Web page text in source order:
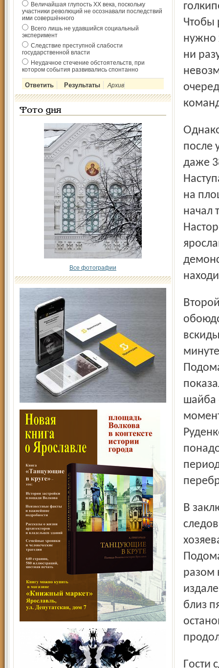
Величайшая глупость ХХ века, поскольку
участники революций не осознавали последствий
ими совершённого
Всего лишь не удавшийся социальный
эксперимент
Следствие преступной слабости
государственной власти
Неудачное стечение обстоятельств, при
котором события развивались спонтанно
Архив
Фото дня
Все фотографии
Чтобы
нужно
ни
Однако уже в начале матча гостям пришлось обороняться:
после
даже
на
начал
Второй период прошел на высоких скоростях и в
шайба
В заключительной двадцатиминутке взаимные атаки
разом
близ
Гости сделали все, чтобы перевести встречу в овертайм,